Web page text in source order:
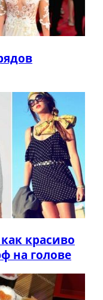
красиво
на голове